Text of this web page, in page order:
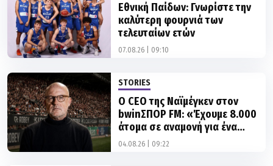
Εθνική Παίδων: Γνωρίστε την
καλύτερη φουρνιά των
τελευταίων ετών
07.08.26 | 09:10
STORIES
Ο CEO της Ναϊμέγκεν στον
bwinΣΠΟΡ FM: «Έχουμε 8.000
άτομα σε αναμονή για ένα
εισιτήριο»
04.08.26 | 09:22